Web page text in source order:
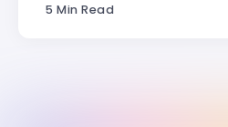
5 Min Read